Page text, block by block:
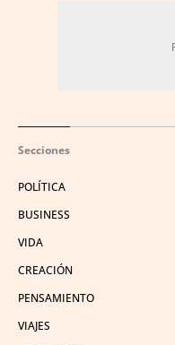
Secciones
POLÍTICA
BUSINESS
VIDA
CREACIÓN
PENSAMIENTO
VIAJES